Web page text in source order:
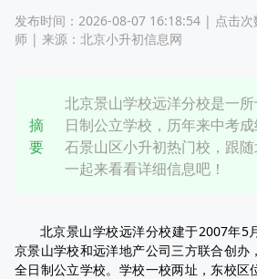
发布时间：2026-08-07 16:18:54 | 点击
师 | 来源：北京小升初信息网
摘
要
北京景山学校远洋分校是一
日制公立学校，历年来中考
石景山区小升初热门校，跟
一起来看看详细信息吧！
北京景山学校远洋分校建于2007年5
京景山学校和远洋地产公司三方联合创办
全日制公立学校。学校一校两址，东校区